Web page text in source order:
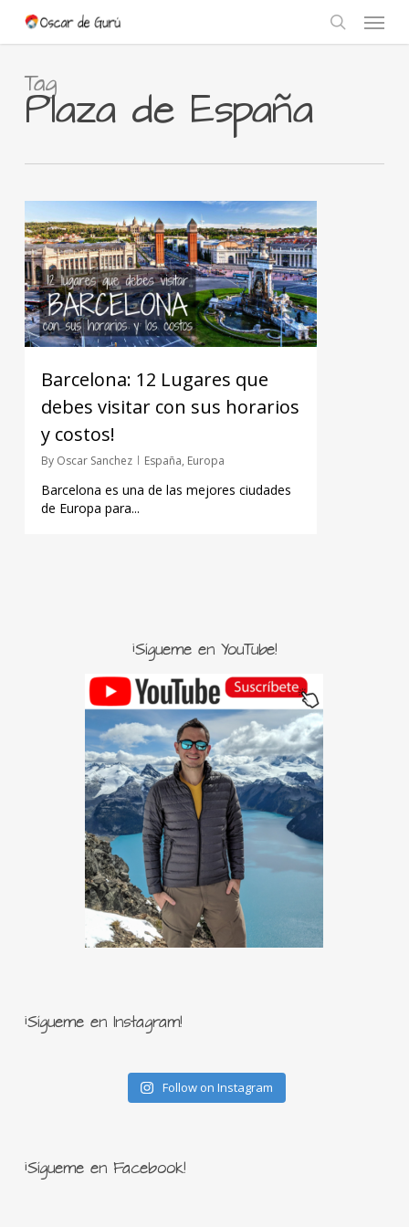
main
search
Menu
Tag
Plaza de España
Barcelona: 12 Lugares que
debes visitar con sus horarios
y costos!
By Oscar Sanchez España, Europa
Barcelona es una de las mejores ciudades
de Europa para...
¡Sígueme en YouTube!
¡Sígueme en Instagram!
Follow on Instagram
¡Sígueme en Facebook!